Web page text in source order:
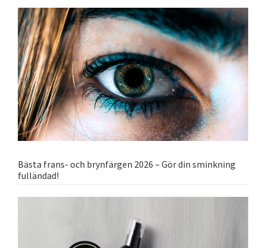
Bästa frans- och brynfärgen 2026 – Gör din sminkning
fulländad!